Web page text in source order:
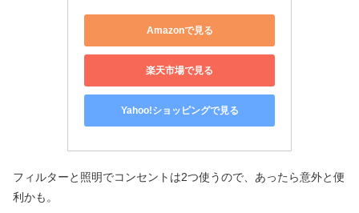
Amazonで見る
楽天市場で見る
Yahoo!ショッピングで見る
フィルターと照明でコンセントは2つ使うので、あったら意外と便
利かも。